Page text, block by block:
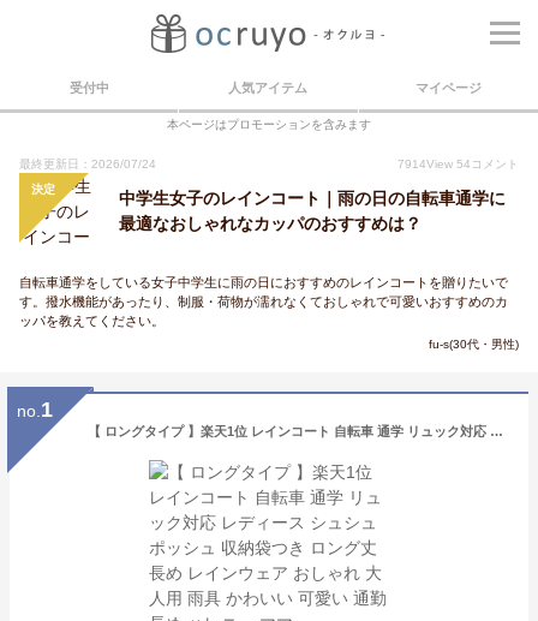
受付中 人気アイテム マイページ
本ページはプロモーションを含みます
最終更新日：2026/07/24 7914View 54 コメント
決定
中学生女子のレインコート｜雨の日の自転車通学に
最適なおしゃれなカッパのおすすめは？
自転車通学をしている女子中学生に雨の日におすすめのレインコートを贈りたいで
す。撥水機能があったり、制服・荷物が濡れなくておしゃれで可愛いおすすめのカ
ッパを教えてください。
fu-s(30代・男性)
no. 1
【 ロングタイプ 】楽天1位 レインコート 自転車 通学 リュック対応 レディース シュシュポッシュ 収納袋つき ロング丈 長め レインウェア おしゃれ 大人用 雨具 かわいい 可愛い 通勤 長め ハレニー ママ